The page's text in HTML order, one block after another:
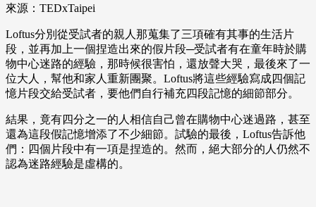
來源：TEDxTaipei
Loftus分別從受試者的親人那蒐集了三項確有其事的生活片
段，並再加上一個捏造出來的假片段─受試者有在童年時於購
物中心迷路的經驗，那時候很害怕，還放聲大哭，最後來了一
位大人，幫他和家人重新團聚。Loftus將這些經驗寫成四個記
憶片段交給受試者，要他們自行補充四段記憶的細節部分。
結果，竟有四分之一的人相信自己曾在購物中心迷過路，甚至
還為這段假記憶增添了不少細節。試驗的最後，Loftus告訴他
們：四個片段中有一項是捏造的。然而，絕大部分的人仍然不
認為迷路經驗是虛構的。